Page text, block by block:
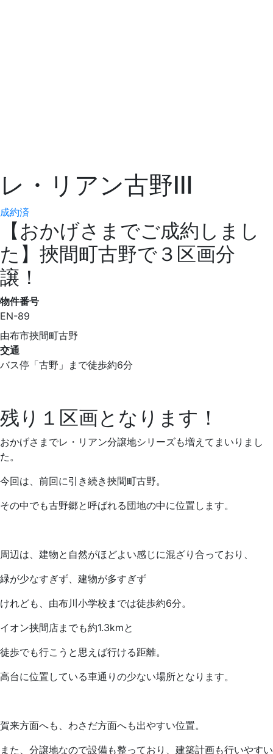
レ・リアン古野Ⅲ
成約済
【おかげさまでご成約しまし
た】挾間町古野で３区画分
譲！
物件番号
EN-89
由布市挾間町古野
交通
バス停「古野」まで徒歩約6分
残り１区画となります！
おかげさまでレ・リアン分譲地シリーズも増えてまいりまし
た。
今回は、前回に引き続き挾間町古野。
その中でも古野郷と呼ばれる団地の中に位置します。
周辺は、建物と自然がほどよい感じに混ざり合っており、
緑が少なすぎず、建物が多すぎず
けれども、由布川小学校までは徒歩約6分。
イオン挟間店までも約1.3kmと
徒歩でも行こうと思えば行ける距離。
高台に位置している車通りの少ない場所となります。
賀来方面へも、わさだ方面へも出やすい位置。
また、分譲地なので設備も整っており、建築計画も行いやすい